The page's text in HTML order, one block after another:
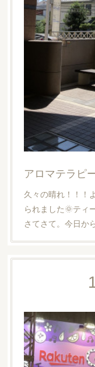
アロマテラピ
久々の晴れ！！！
られました🌞ティ
さてさて。今日か